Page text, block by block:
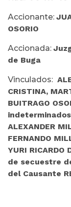
Accionante:
OSORIO
Accionada:
de Buga
Vinculados:
CRISTINA,
BUITRAGO
ALEXANDER
FERNANDO
YURI RICARDO
de secuestre
del Causante